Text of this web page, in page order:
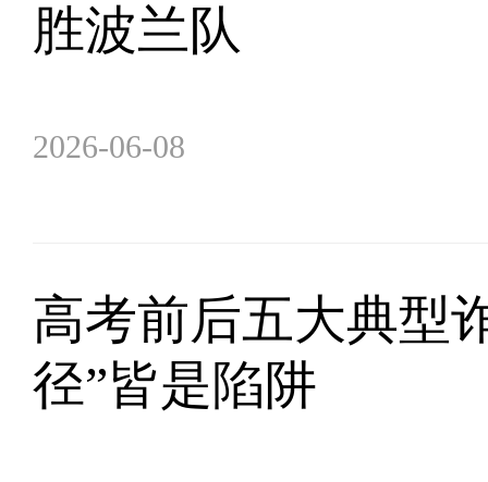
胜波兰队
2026-06-08
高考前后五大典型
径”皆是陷阱